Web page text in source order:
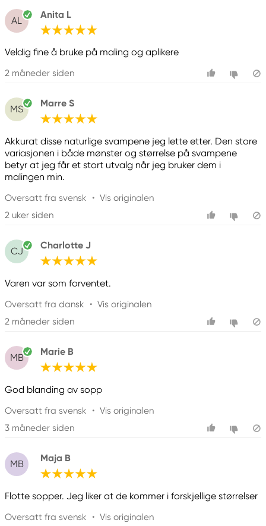
AL
Anita L
Veldig fine å bruke på maling og aplikere
2 måneder siden
MS
Marre S
Akkurat disse naturlige svampene jeg lette etter. Den store
variasjonen i både mønster og størrelse på svampene
betyr at jeg får et stort utvalg når jeg bruker dem i
malingen min.
Oversatt fra svensk • Vis originalen
2 uker siden
CJ
Charlotte J
Varen var som forventet.
Oversatt fra dansk • Vis originalen
2 måneder siden
MB
Marie B
God blanding av sopp
Oversatt fra svensk • Vis originalen
3 måneder siden
MB
Maja B
Flotte sopper. Jeg liker at de kommer i forskjellige størrelser
Oversatt fra svensk • Vis originalen